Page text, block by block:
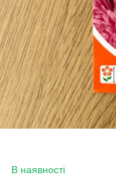
В наявності